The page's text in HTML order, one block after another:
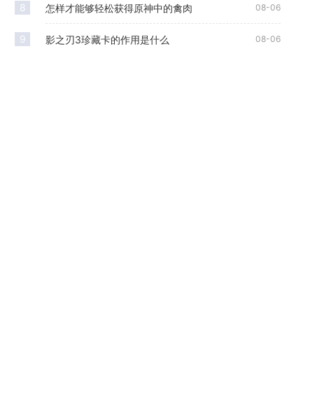
8 怎样才能够轻松获得原神中的禽肉 08-06
9 影之刃3珍藏卡的作用是什么 08-06